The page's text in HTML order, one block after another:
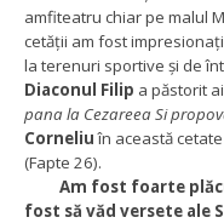
amfiteatru chiar pe malul
cetății am fost
la terenuri sportive și de
Diaconul Filip a păstorit
pana la Cezareea Si
Corneliuîn această
(Fapte 26).
Am fost foarte
fost să văd versete ale